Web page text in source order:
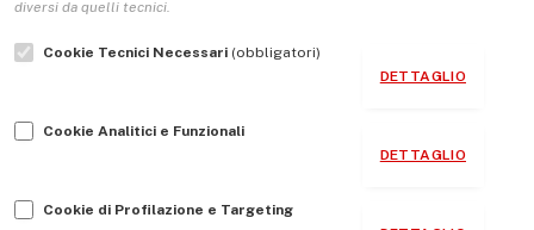
L’Associazione
Indirizzo Socio Politico Culturale
Guida per le autrici e gli autori
diversi da quelli tecnici.
Cookie Tecnici Necessari (obbligatori)
DETTAGLIO
Cookie Analitici e Funzionali
DETTAGLIO
Cookie di Profilazione e Targeting